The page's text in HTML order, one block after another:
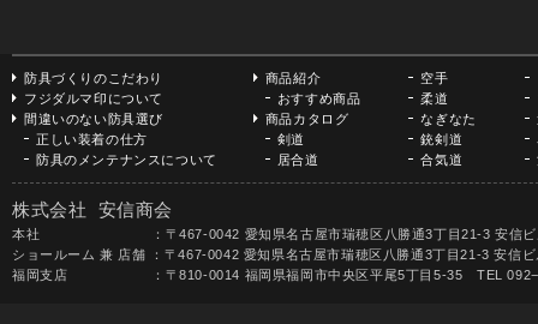
防具づくりのこだわり
フジダルマ印について
間違いのない防具選び
正しい装着の仕方
防具のメンテナンスについて
商品紹介
おすすめ商品
商品カタログ
剣道
居合道
空手
柔道
なぎなた
銃剣道
合気道
株式会社 安信商会
本社 ：〒467-0042 愛知県名古屋市瑞穂区八勝通3丁目21-3 安信ビル
ショールーム 兼 店舗 ：〒467-0042 愛知県名古屋市瑞穂区八勝通3丁目21-3 安
福岡支店 ：〒810-0014 福岡県福岡市中央区平尾5丁目5-35 TEL